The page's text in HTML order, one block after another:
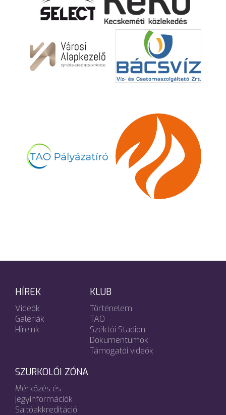
HÍREK
Videók
Galériák
Híreink
KLUB
Történelem
TAO
Széktói Stadion
Dokumentumok
Támogatói videók
SZURKOLÓI ZÓNA
Mérkőzés és
jegyinformációk
Sajtóakkreditáció